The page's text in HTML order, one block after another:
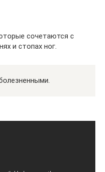
сочетаются с
и стопах ног.